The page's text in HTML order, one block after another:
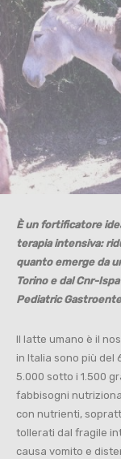
È un fortificatore
terapia intensiva:
quanto emerge da
Torino e dal Cnr-
Pediatric
Il latte umano è il
in Italia sono più del
5.000 sotto i 1.500
fabbisogni
con nutrienti,
tollerati dal fragile
causa vomito e